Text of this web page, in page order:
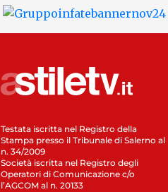
Testata iscritta nel Registro della
Stampa presso il Tribunale di Salerno al
n. 34/2009
Società iscritta nel Registro degli
Operatori di Comunicazione c/o
l’AGCOM al n. 20133